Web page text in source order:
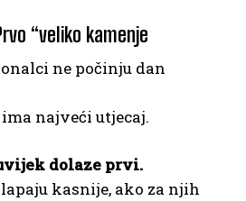
“veliko kamenje
ne počinju dan
najveći utjecaj.
dolaze prvi.
kasnije, ako za njih